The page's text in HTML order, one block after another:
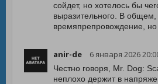
сойдет, но хотелось бы
выразительного. В общем,
времяпрепровождение, но
anir-de 6 января 2026
Честно говоря, Mr. Dog:
неплохо держит в